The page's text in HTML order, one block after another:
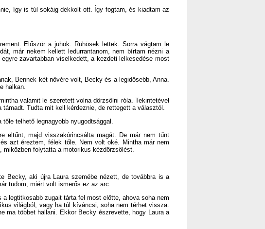
így is túl sokáig dekkolt ott. Így fogtam, és kiadtam az
Először a juhok. Rühösek lettek. Sorra vágtam le
már nekem kellett ledurrantanom, nem bírtam nézni a
zavartabban viselkedett, a kezdeti lelkesedése most
Bennek két nővére volt, Becky és a legidősebb, Anna.
halkan.
valamit le szeretett volna dörzsölni róla. Tekintetével
Tudta mit kell kérdeznie, de rettegett a választól.
telhető legnagyobb nyugodtsággal.
eltűnt, majd visszakórincsálta magát. De már nem tűnt
azt éreztem, félek tőle. Nem volt oké. Mintha már nem
folytatta a motorikus kézdörzsölést.
Becky, aki újra Laura szemébe nézett, de továbbra is a
tudom, miért volt ismerős ez az arc.
legtitkosabb zugait tárta fel most előtte, ahova soha nem
világból, vagy ha túl kíváncsi, soha nem térhet vissza.
ma többet hallani. Ekkor Becky észrevette, hogy Laura a